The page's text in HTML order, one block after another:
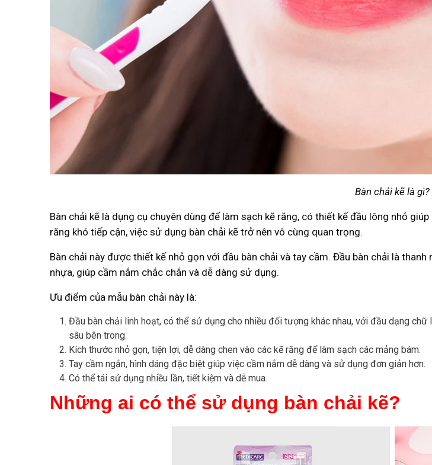
Bàn chải kẽ là gì?
Bàn chải kẽ là dụng cụ chuyên dùng để làm sạch kẽ răng, có thiết kế đầu lông nhỏ
răng khó tiếp cận, việc sử dụng bàn chải kẽ trở nên vô cùng quan trọng.
Bàn chải này được thiết kế nhỏ gọn với đầu bàn chải và tay cầm. Đầu bàn chải là
nhựa, giúp cầm nắm chắc chắn và dễ dàng sử dụng.
Ưu điểm của mẫu bàn chải này là:
Đầu bàn chải linh hoạt, có thể sử dụng cho nhiều đối tượng khác nhau, với đầu dạng
sâu bên trong.
Kích thước nhỏ gọn, tiện lợi, dễ dàng chen vào các kẽ răng để làm sạch các mảng bám.
Tay cầm ngắn, hình dáng đặc biệt giúp việc cầm nắm dễ dàng và sử dụng đơn giản hơn.
Có thể tái sử dụng nhiều lần, tiết kiệm và dễ mua.
Những ai có thể sử dụng bàn chải kẽ?